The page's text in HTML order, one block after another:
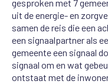
gesproken met 7
uit de energie- en
samen de reis die een
een signaalpartner als
gemeente een signaal
signaal om en wat
ontstaat met de